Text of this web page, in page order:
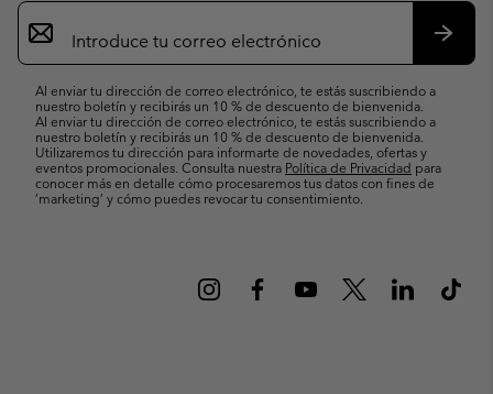
Suscripción
de
correo
Al enviar tu dirección de correo electrónico, te estás suscribiendo a
nuestro boletín y recibirás un 10 % de descuento de bienvenida.
Al enviar tu dirección de correo electrónico, te estás suscribiendo a
nuestro boletín y recibirás un 10 % de descuento de bienvenida.
Utilizaremos tu dirección para informarte de novedades, ofertas y
eventos promocionales. Consulta nuestra Política de Privacidad para
conocer más en detalle cómo procesaremos tus datos con fines de
’marketing’ y cómo puedes revocar tu consentimiento.